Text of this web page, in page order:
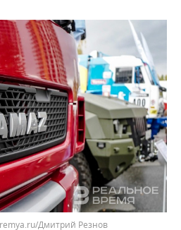
Дмитрий Резнов